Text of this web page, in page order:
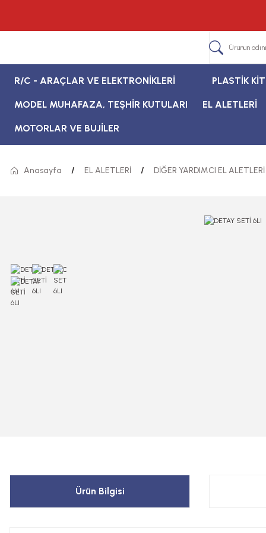
R/C - ARAÇLAR VE ELEKTRONİKLERİ PLASTİK
MODEL MUHAFAZA, TEŞHİR KUTULARI EL ALETLERİ
MOTORLAR VE BUJİLER
Anasayfa EL ALETLERİ DİĞER YARDIMCI EL ALETLERİ
Ürün Bilgisi